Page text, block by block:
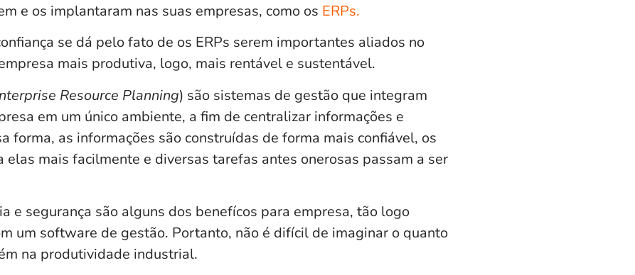
e os implantaram nas suas empresas, como os ERPs.
se dá pelo fato de os ERPs serem importantes aliados no
mais produtiva, logo, mais rentável e sustentável.
Resource Planning) são sistemas de gestão que integram
em um único ambiente, a fim de centralizar informações e
forma, as informações são construídas de forma mais confiável, os
elas mais facilmente e diversas tarefas antes onerosas passam a ser
e segurança são alguns dos benefícos para empresa, tão logo
um software de gestão. Portanto, não é difícil de imaginar o quanto
na produtividade industrial.